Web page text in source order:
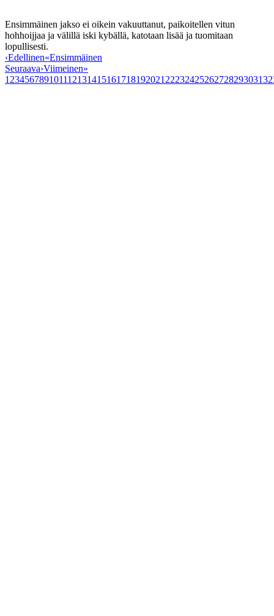
Ensimmäinen jakso ei oikein vakuuttanut, paikoitellen vitun
hohhoijjaa ja välillä iski kybällä, katotaan lisää ja tuomitaan
lopullisesti.
‹Edellinen«Ensimmäinen
Seuraava›Viimeinen»
1 23456789101112131415161718192021 2223242526272829303132